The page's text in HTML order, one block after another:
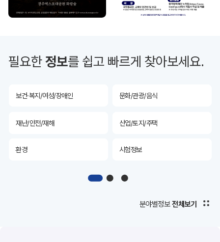
필요한정보를 쉽고 빠르게 찾아보세요.
투자유치 공공데이터&통계
산림 해양/수산
보건·복지/여성/장애인 문화/관광/음식
재난/안전/재해 산업/토지/주택
환경 시험정보
디지털아카이브
공공데이터&통계
분야별정보 전체보기